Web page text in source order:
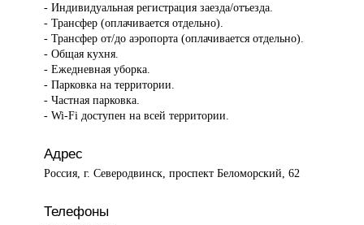
- Индивидуальная регистрация заезда/отъезда.
- Трансфер (оплачивается отдельно).
- Трансфер от/до аэропорта (оплачивается отдельно).
- Общая кухня.
- Ежедневная уборка.
- Парковка на территории.
- Частная парковка.
- Wi-Fi доступен на всей территории.
Адрес
Россия, г. Северодвинск, проспект Беломорский, 62
Телефоны